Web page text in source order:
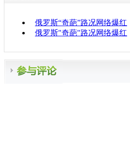
俄罗斯“奇葩”路况网络爆红
俄罗斯"奇葩"路况网络爆红